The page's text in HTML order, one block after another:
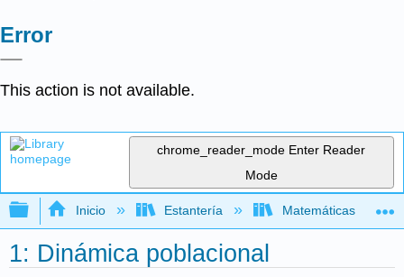
Error
This action is not available.
chrome_reader_mode Enter Reader
Mode
Expandir/contraer jerarquía global
Inicio Estantería Matemáticas
1: Dinámica poblacional